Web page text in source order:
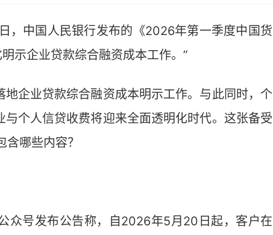
中国人民银行发布的《2026年第一季度中国货
示企业贷款综合融资成本工作。”
企业贷款综合融资成本明示工作。与此同时，个
个人信贷收费将迎来全面透明化时代。这张备受
哪些内容？
号发布公告称，自2026年5月20日起，客户在